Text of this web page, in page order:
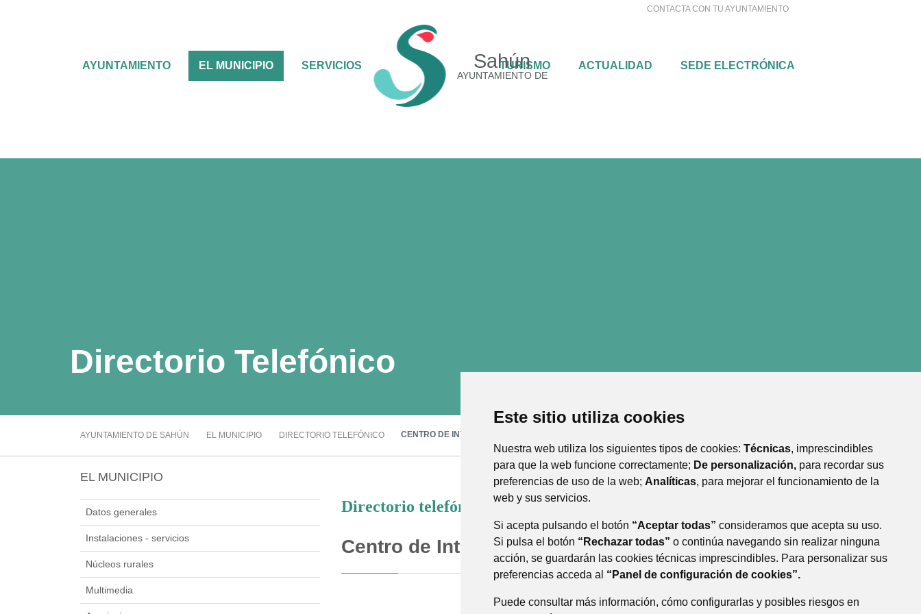
imprescindibles para que la web funcione correctamente;De
personalización,para recordar sus preferencias de uso de la web;
Analíticas, para mejorar el funcionamiento de la web y sus servicios.
uso. Si pulsa el botón“Rechazar todas”o continúa navegando sin realizar
ninguna acción, se guardarán las cookies técnicas imprescindibles. Para
personalizar sus preferencias acceda al “Panel de configuración de
cookies”.
Puede consultar más información, cómo configurarlas y posibles riesgos en
CONTACTA CON TU AYUNTAMIENTO
Sahún
AYUNTAMIENTO DE
AYUNTAMIENTO EL MUNICIPIO SERVICIOS TURISMO ACTUALIDAD SEDE ELECTRÓNICA
Directorio Telefónico
AYUNTAMIENTO DE SAHÚN EL MUNICIPIO DIRECTORIO TELEFÓNICO CENTRO DE INTERPRETACIÓN DE LOS GLACIARES PIRENAICOS
EL MUNICIPIO
Datos generales
Instalaciones - servicios
Núcleos rurales
Multimedia
Directorio telefónico
Centro de Interpretación de los Glaciares Pirenaicos